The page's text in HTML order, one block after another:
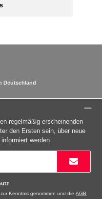
Deutschland
regelmäßig erscheinenden
den Ersten sein, über neue
werden.
zur Kenntnis genommen und dieAGB